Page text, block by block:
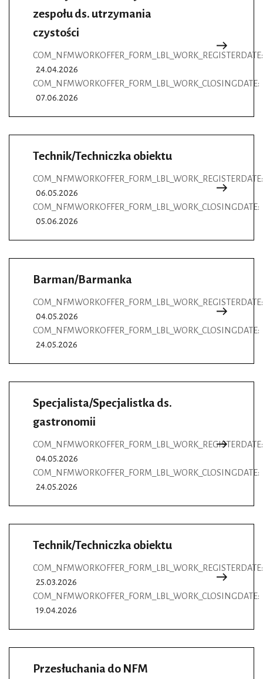
zespołu ds. utrzymania
czystości
COM_NFMWORKOFFER_FORM_LBL_WORK_REGISTERDATE:
24.04.2026
COM_NFMWORKOFFER_FORM_LBL_WORK_CLOSINGDATE:
07.06.2026
Technik/Techniczka obiektu
COM_NFMWORKOFFER_FORM_LBL_WORK_REGISTERDATE:
06.05.2026
COM_NFMWORKOFFER_FORM_LBL_WORK_CLOSINGDATE:
05.06.2026
Barman/Barmanka
COM_NFMWORKOFFER_FORM_LBL_WORK_REGISTERDATE:
04.05.2026
COM_NFMWORKOFFER_FORM_LBL_WORK_CLOSINGDATE:
24.05.2026
Specjalista/Specjalistka ds.
gastronomii
COM_NFMWORKOFFER_FORM_LBL_WORK_REGISTERDATE:
04.05.2026
COM_NFMWORKOFFER_FORM_LBL_WORK_CLOSINGDATE:
24.05.2026
Technik/Techniczka obiektu
COM_NFMWORKOFFER_FORM_LBL_WORK_REGISTERDATE:
25.03.2026
COM_NFMWORKOFFER_FORM_LBL_WORK_CLOSINGDATE:
19.04.2026
Przesłuchania do NFM